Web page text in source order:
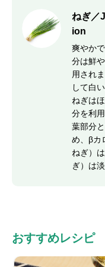
ねぎ／
ion
爽やか
分は鮮
用され
して白
ねぎは
分を利
葉部分
め、βカ
ねぎ）
ぎ）は
おすすめレシピ